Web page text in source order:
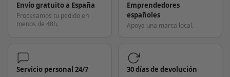
Envío gratuito a España
Procesamos tu pedido en
menos de 48h.
Emprendedores
españoles
Apoya una marca local.
Servicio personal 24/7 30 días de devolución